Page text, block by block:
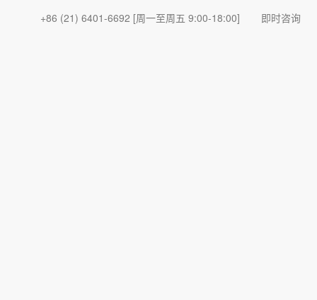
+86 (21) 6401-6692 [周一至周五 9:00-18:00] 即时咨询